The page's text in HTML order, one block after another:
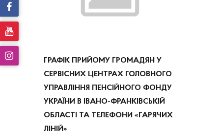
ГРАФІК ПРИЙОМУ ГРОМАДЯН У
СЕРВІСНИХ ЦЕНТРАХ ГОЛОВНОГО
УПРАВЛІННЯ ПЕНСІЙНОГО ФОНДУ
УКРАЇНИ В ІВАНО-ФРАНКІВСЬКІЙ
ОБЛАСТІ ТА ТЕЛЕФОНИ «ГАРЯЧИХ
ЛІНІЙ»